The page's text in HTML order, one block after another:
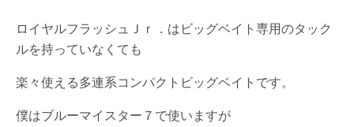
ロイヤルフラッシュＪｒ．はビッグベイト専用のタック
ルを持っていなくても
楽々使える多連系コンパクトビッグベイトです。
僕はブルーマイスター７で使いますが